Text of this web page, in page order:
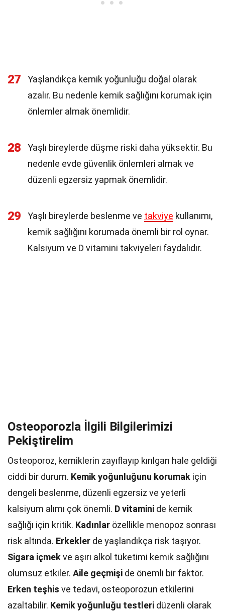
27
Yaşlandıkça kemik yoğunluğu doğal olarak
azalır. Bu nedenle kemik sağlığını korumak için
önlemler almak önemlidir.
28
Yaşlı bireylerde düşme riski daha yüksektir. Bu
nedenle evde güvenlik önlemleri almak ve
düzenli egzersiz yapmak önemlidir.
29 Yaşlı bireylerde beslenme ve takviye kullanımı,
kemik sağlığını korumada önemli bir rol oynar.
Kalsiyum ve D vitamini takviyeleri faydalıdır.
Osteoporozla İlgili Bilgilerimizi
Pekiştirelim
Osteoporoz, kemiklerin zayıflayıp kırılgan hale geldiği
ciddi bir durum. Kemik yoğunluğunu korumak için
dengeli beslenme, düzenli egzersiz ve yeterli
kalsiyum alımı çok önemli. D vitamini de kemik
sağlığı için kritik. Kadınlar özellikle menopoz sonrası
risk altında. Erkekler de yaşlandıkça risk taşıyor.
Sigara içmekve aşırı alkol tüketimi kemik sağlığını
olumsuz etkiler. Aile geçmişi de önemli bir faktör.
Erken teşhis ve tedavi, osteoporozun etkilerini
azaltabilir. Kemik yoğunluğu testleri düzenli olarak